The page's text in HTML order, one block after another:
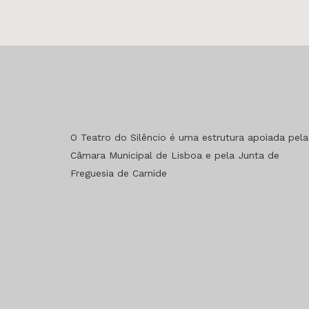
O Teatro do Silêncio é uma estrutura apoiada pela
Câmara Municipal de Lisboa e pela Junta de
Freguesia de Carnide